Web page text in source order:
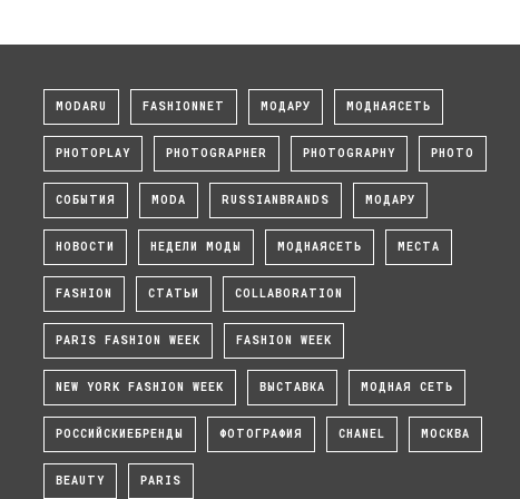
MODARU FASHIONNET МОДАРУ МОДНАЯСЕТЬ
PHOTOPLAY PHOTOGRAPHER PHOTOGRAPHY PHOTO
СОБЫТИЯ MODA RUSSIANBRANDS МОДАРУ
НОВОСТИ НЕДЕЛИ МОДЫ МОДНАЯСЕТЬ МЕСТА
FASHION СТАТЬИ COLLABORATION
PARIS FASHION WEEK FASHION WEEK
NEW YORK FASHION WEEK ВЫСТАВКА МОДНАЯ СЕТЬ
РОССИЙСКИЕБРЕНДЫ ФОТОГРАФИЯ CHANEL МОСКВА
BEAUTY PARIS